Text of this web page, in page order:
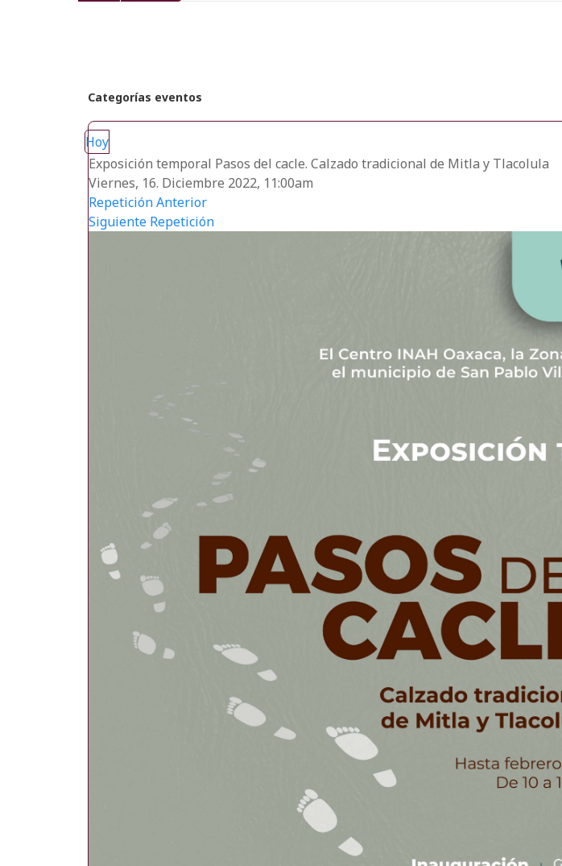
recientes
Categorías eventos
Hoy
Exposición temporal Pasos del cacle. Calzado tradicional de Mitla y Tlacolula
Viernes, 16. Diciembre 2022, 11:00am
Repetición Anterior
Siguiente Repetición